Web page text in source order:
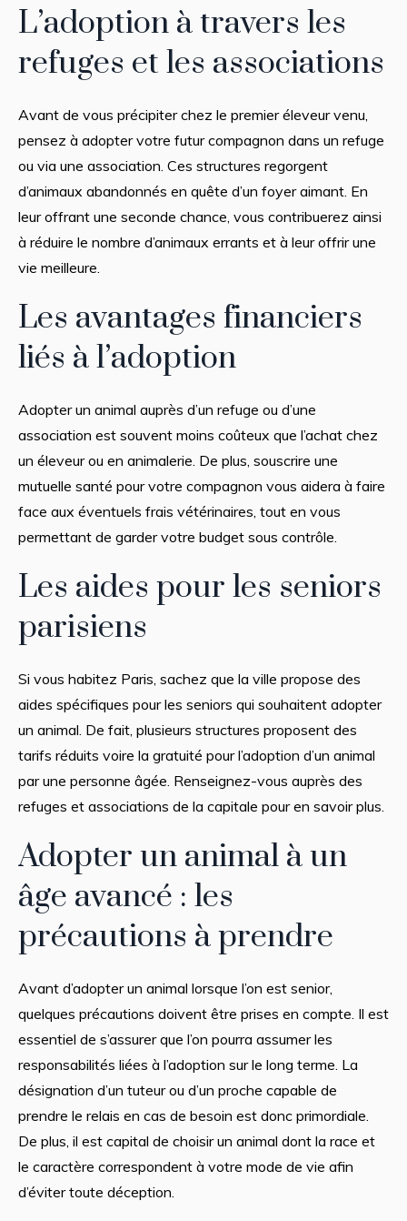
L’adoption à travers les
refuges et les associations
Avant de vous précipiter chez le premier éleveur venu,
pensez à adopter votre futur compagnon dans un refuge
ou via une association. Ces structures regorgent
d’animaux abandonnés en quête d’un foyer aimant. En
leur offrant une seconde chance, vous contribuerez ainsi
à réduire le nombre d’animaux errants et à leur offrir une
vie meilleure.
Les avantages financiers
liés à l’adoption
Adopter un animal auprès d’un refuge ou d’une
association est souvent moins coûteux que l’achat chez
un éleveur ou en animalerie. De plus, souscrire une
mutuelle santé pour votre compagnon vous aidera à faire
face aux éventuels frais vétérinaires, tout en vous
permettant de garder votre budget sous contrôle.
Les aides pour les seniors
parisiens
Si vous habitez Paris, sachez que la ville propose des
aides spécifiques pour les seniors qui souhaitent adopter
un animal. De fait, plusieurs structures proposent des
tarifs réduits voire la gratuité pour l’adoption d’un animal
par une personne âgée. Renseignez-vous auprès des
refuges et associations de la capitale pour en savoir plus.
Adopter un animal à un
âge avancé : les
précautions à prendre
Avant d’adopter un animal lorsque l’on est senior,
quelques précautions doivent être prises en compte. Il est
essentiel de s’assurer que l’on pourra assumer les
responsabilités liées à l’adoption sur le long terme. La
désignation d’un tuteur ou d’un proche capable de
prendre le relais en cas de besoin est donc primordiale.
De plus, il est capital de choisir un animal dont la race et
le caractère correspondent à votre mode de vie afin
d’éviter toute déception.